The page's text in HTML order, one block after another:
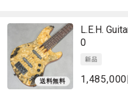
L.E.H.
0
1,485,000